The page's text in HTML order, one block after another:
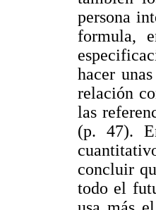
persona
formula,
hacer
relación
las
(p. 47).
concluir
todo el